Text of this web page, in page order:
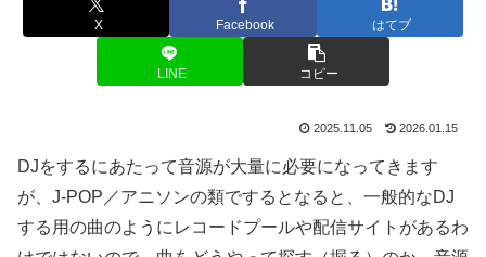
X Facebook はてブ
LINE コピー
2025.11.05 2026.01.15
DJをするにあたって音源が大量に必要になってきます
が、J-POP／アニソンの類でするとなると、一般的なDJ
する用の曲のようにレコードプールや配信サイトがあるわ